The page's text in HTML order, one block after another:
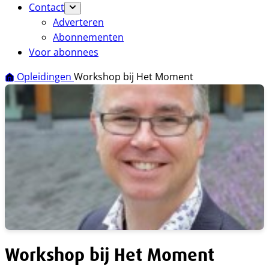
Contact
Adverteren
Abonnementen
Voor abonnees
Opleidingen Workshop bij Het Moment
Workshop bij Het Moment